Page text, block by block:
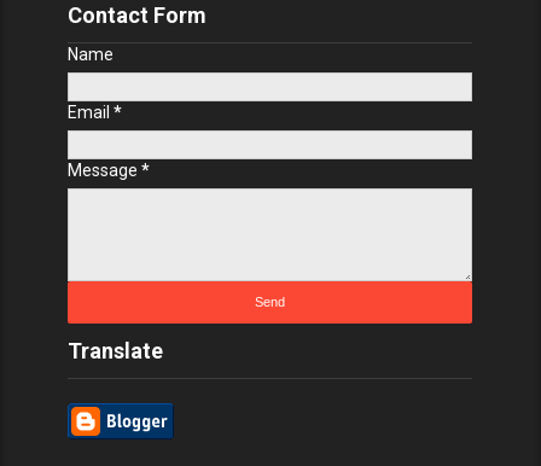
Contact Form
Name
Email*
Message*
Translate